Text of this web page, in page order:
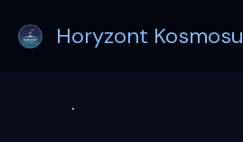
treści
Horyzont Kosmosu